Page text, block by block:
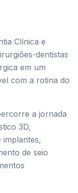
Clínica e
dentistas
em um
com a rotina do
a jornada
3D,
implantes,
de seio